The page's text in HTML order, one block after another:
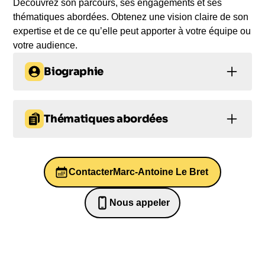
Découvrez son parcours, ses engagements et ses
thématiques abordées. Obtenez une vision claire de son
expertise et de ce qu’elle peut apporter à votre équipe ou
votre audience.
Biographie
doté d'un talent incroyable pour les imitations.
Repéré en 2010 lors de son imitation d'Olivier de
Ruquier, il s'est depuis produit dans de nombreux
festivals d'humour tels que Les Feux de l'humour
de Plougastel, où il a remporté le Prix de la Sacem,
et le Montreux Comedy Festival en Suisse. Il a
également fait des apparitions remarquées dans
Thématiques abordées
Créativité Entrepreneuriat
Engagement au travail
ContacterMarc-Antoine Le Bret
Nous appeler
0652698481